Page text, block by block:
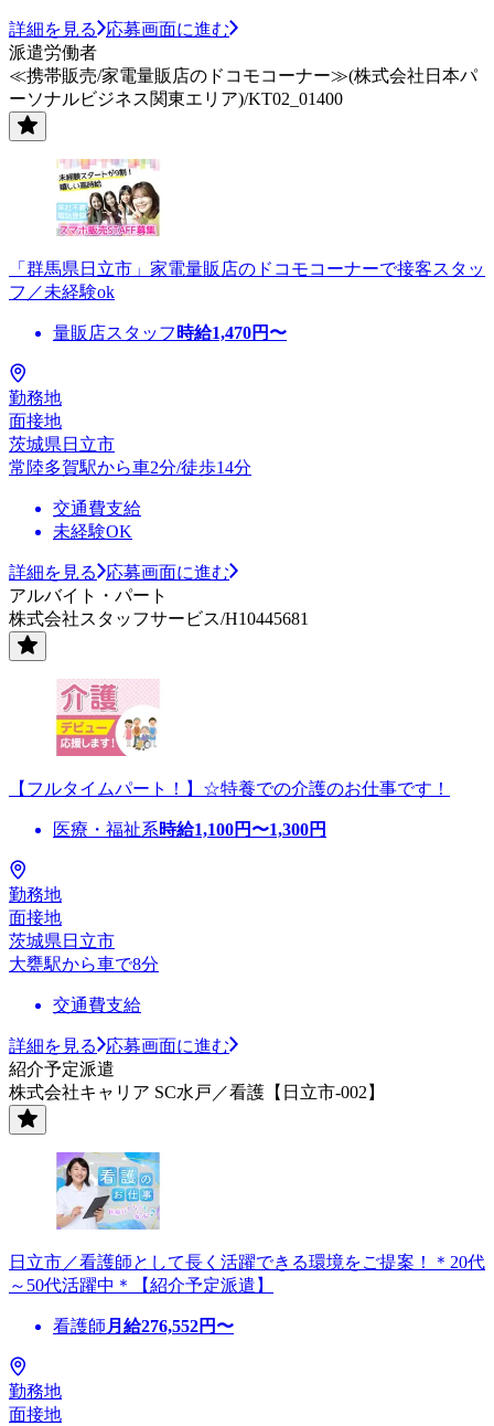
詳細を見る
応募画面に進む
派遣労働者
≪携帯販売/家電量販店のドコモコーナー≫(株式会社日本パ
ーソナルビジネス関東エリア)/KT02_01400
「群馬県日立市」家電量販店のドコモコーナーで接客スタッ
フ／未経験ok
量販店スタッフ 時給1,470円〜
勤務地
面接地
茨城県日立市
常陸多賀駅から車2分/徒歩14分
交通費支給
未経験OK
詳細を見る
応募画面に進む
アルバイト・パート
株式会社スタッフサービス/H10445681
【フルタイムパート！】☆特養での介護のお仕事です！
医療・福祉系時給1,100円〜1,300円
勤務地
面接地
茨城県日立市
大甕駅から車で8分
交通費支給
詳細を見る
応募画面に進む
紹介予定派遣
株式会社キャリア SC水戸／看護【日立市-002】
日立市／看護師として長く活躍できる環境をご提案！＊20代
～50代活躍中＊【紹介予定派遣】
看護師 月給276,552円〜
勤務地
面接地